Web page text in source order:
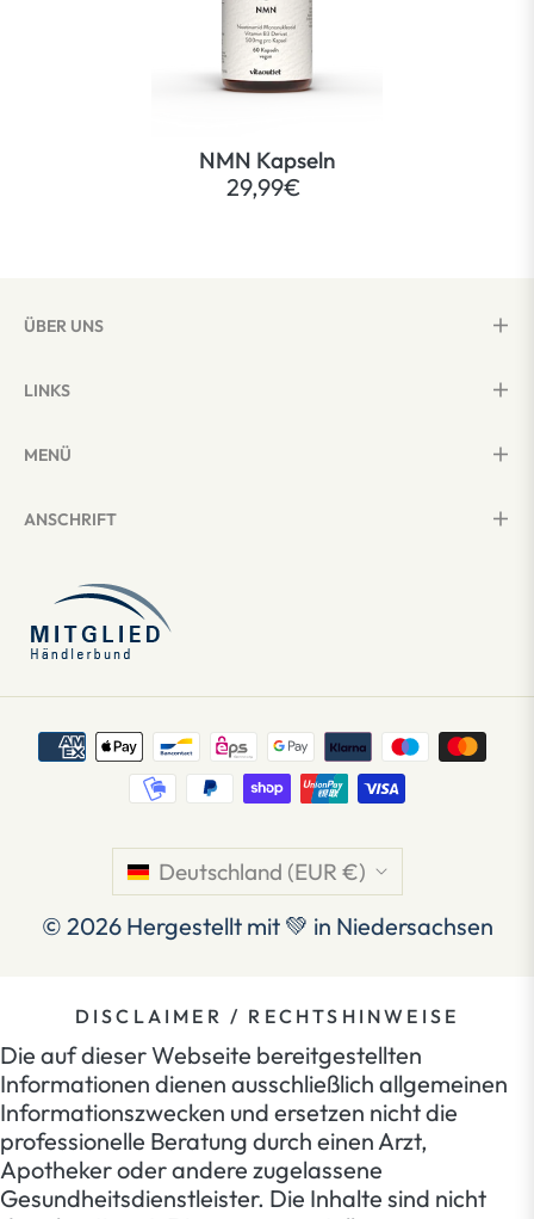
NMN Kapseln
29,99€
ÜBER UNS
LINKS
MENÜ
ANSCHRIFT
Deutschland (EUR €)
© 2026 Hergestellt mit 💚 in Niedersachsen
DISCLAIMER / RECHTSHINWEISE
Die auf dieser Webseite bereitgestellten
Informationen dienen ausschließlich allgemeinen
Informationszwecken und ersetzen nicht die
professionelle Beratung durch einen Arzt,
Apotheker oder andere zugelassene
Gesundheitsdienstleister. Die Inhalte sind nicht